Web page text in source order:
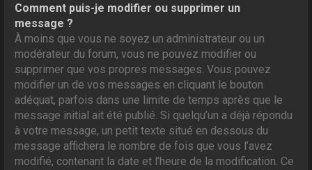
Comment puis-je modifier ou supprimer un
message ?
À moins que vous ne soyez un administrateur ou un
modérateur du forum, vous ne pouvez modifier ou
supprimer que vos propres messages. Vous pouvez
modifier un de vos messages en cliquant le bouton
adéquat, parfois dans une limite de temps après que le
message initial ait été publié. Si quelqu’un a déjà répondu
à votre message, un petit texte situé en dessous du
message affichera le nombre de fois que vous l’avez
modifié, contenant la date et l’heure de la modification. Ce